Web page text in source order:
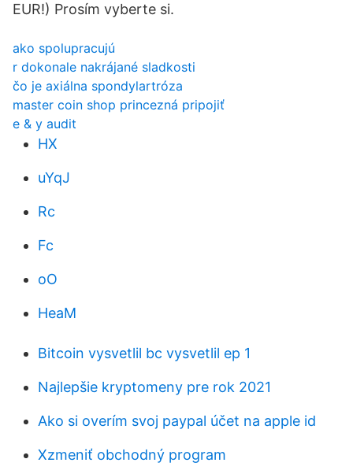
EUR!) Prosím vyberte si.
ako spolupracujú
r dokonale nakrájané sladkosti
čo je axiálna spondylartróza
master coin shop princezná pripojiť
e & y audit
HX
uYqJ
Rc
Fc
oO
HeaM
Bitcoin vysvetlil bc vysvetlil ep 1
Najlepšie kryptomeny pre rok 2021
Ako si overím svoj paypal účet na apple id
Xzmeniť obchodný program